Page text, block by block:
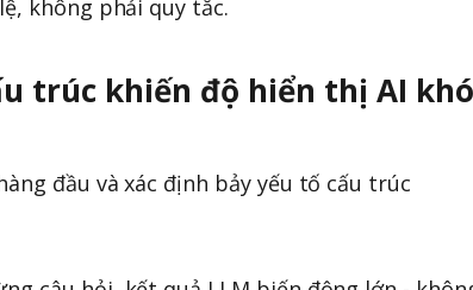
không phải quy tắc.
trúc khiến độ hiển thị AI khó
đầu và xác định bảy yếu tố cấu trúc